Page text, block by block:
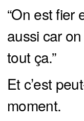
“On est fier
aussi car
tout ça.”
Et c’est
moment.